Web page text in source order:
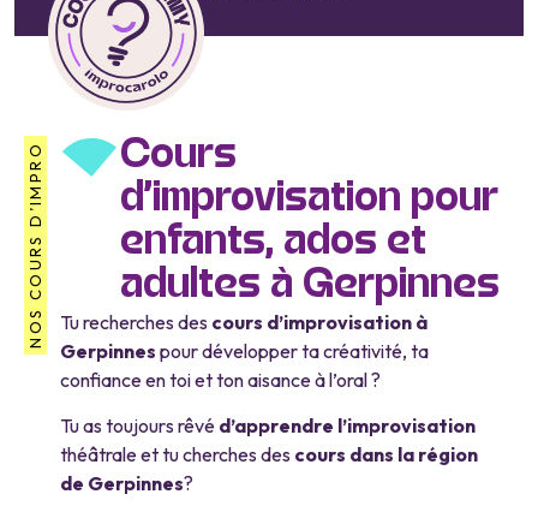
NOS COURS D’IMPRO
Cours
d’improvisation pour
enfants, ados et
adultes à Gerpinnes
Tu recherches des cours d’improvisation à
Gerpinnes pour développer ta créativité, ta
confiance en toi et ton aisance à l’oral ?
Tu as toujours rêvé d’apprendre l’improvisation
théâtrale et tu cherches des cours dans la région
de Gerpinnes?